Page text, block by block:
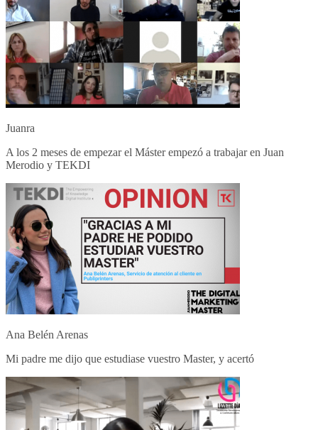
Juanra
A los 2 meses de empezar el Máster empezó a trabajar en Juan
Merodio y TEKDI
Ana Belén Arenas
Mi padre me dijo que estudiase vuestro Master, y acertó